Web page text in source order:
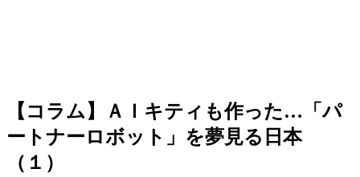
【コラム】ＡＩキティも作った…「パ
ートナーロボット」を夢見る日本
（１）